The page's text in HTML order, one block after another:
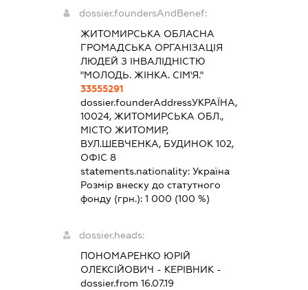
dossier.foundersAndBenef:
ЖИТОМИРСЬКА ОБЛАСНА
ГРОМАДСЬКА ОРГАНІЗАЦІЯ
ЛЮДЕЙ З ІНВАЛІДНІСТЮ
"МОЛОДЬ. ЖІНКА. СІМ'Я."
33555291
dossier.founderAddressУКРАЇНА,
10024, ЖИТОМИРСЬКА ОБЛ.,
МІСТО ЖИТОМИР,
ВУЛ.ШЕВЧЕНКА, БУДИНОК 102,
ОФІС 8
statements.nationality:Україна
Розмір внеску до статутного
фонду (грн.):1 000 (100 %)
dossier.heads:
ПОНОМАРЕНКО ЮРІЙ
ОЛЕКСІЙОВИЧ - КЕРІВНИК -
dossier.from 16.07.19